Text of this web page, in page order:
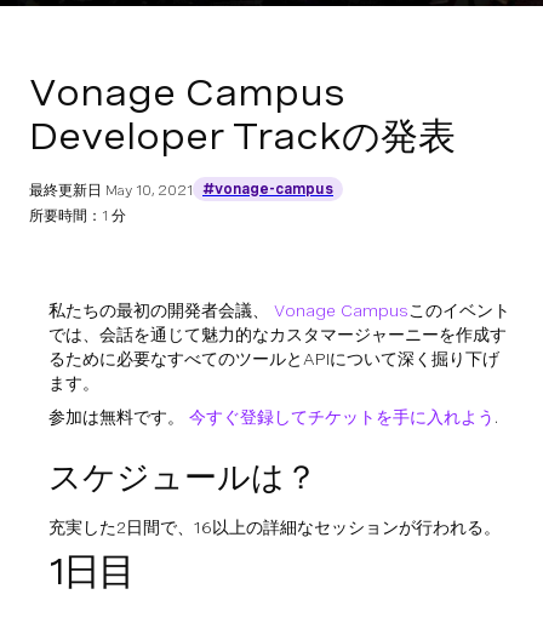
Vonage Campus
Developer Trackの発表
最終更新日 May 10, 2021
#vonage-campus
所要時間：1 分
私たちの最初の開発者会議、 Vonage Campusこのイベント
では、会話を通じて魅力的なカスタマージャーニーを作成す
るために必要なすべてのツールとAPIについて深く掘り下げ
ます。
参加は無料です。 今すぐ登録してチケットを手に入れよう .
スケジュールは？
充実した2日間で、16以上の詳細なセッションが行われる。
1日目